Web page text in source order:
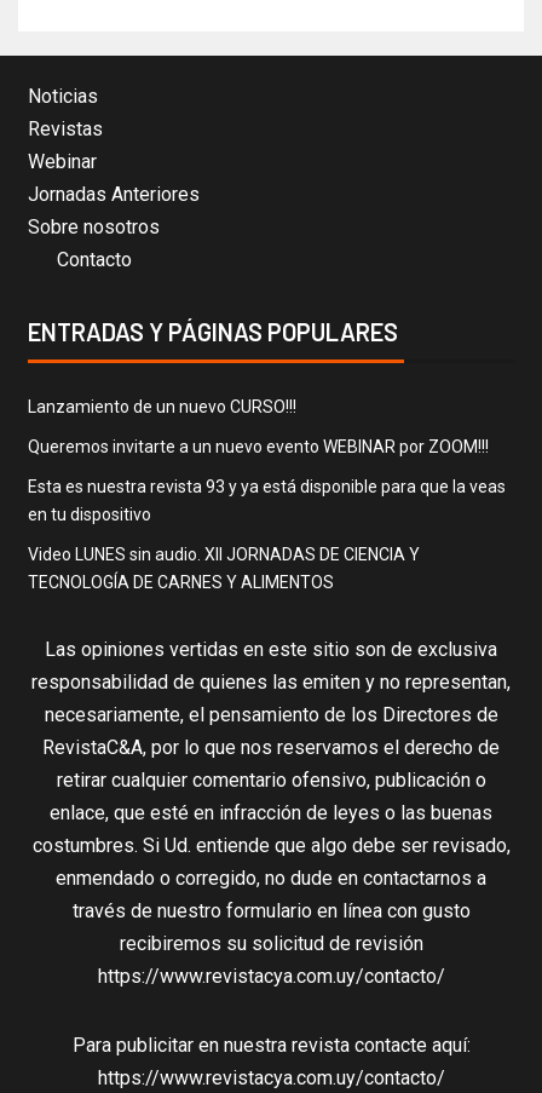
Noticias
Revistas
Webinar
Jornadas Anteriores
Sobre nosotros
Contacto
ENTRADAS Y PÁGINAS POPULARES
Lanzamiento de un nuevo CURSO!!!
Queremos invitarte a un nuevo evento WEBINAR por ZOOM!!!
Esta es nuestra revista 93 y ya está disponible para que la veas
en tu dispositivo
Video LUNES sin audio. XII JORNADAS DE CIENCIA Y
TECNOLOGÍA DE CARNES Y ALIMENTOS
Las opiniones vertidas en este sitio son de exclusiva
responsabilidad de quienes las emiten y no representan,
necesariamente, el pensamiento de los Directores de
RevistaC&A, por lo que nos reservamos el derecho de
retirar cualquier comentario ofensivo, publicación o
enlace, que esté en infracción de leyes o las buenas
costumbres. Si Ud. entiende que algo debe ser revisado,
enmendado o corregido, no dude en contactarnos a
través de nuestro formulario en línea con gusto
recibiremos su solicitud de revisión
https://www.revistacya.com.uy/contacto/
Para publicitar en nuestra revista contacte aquí:
https://www.revistacya.com.uy/contacto/